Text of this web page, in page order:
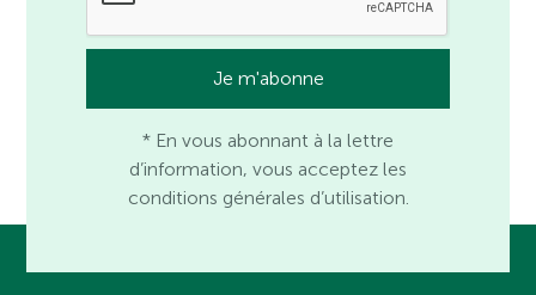
* En vous abonnant à la lettre
d’information, vous acceptez les
conditions générales d’utilisation.